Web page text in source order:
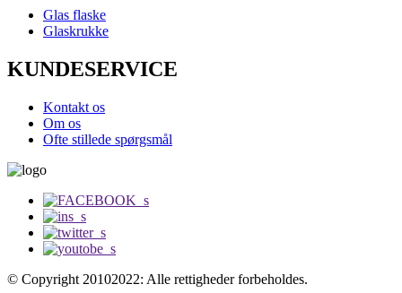
Glas flaske
Glaskrukke
KUNDESERVICE
Kontakt os
Om os
Ofte stillede spørgsmål
© Copyright 20102022: Alle rettigheder forbeholdes.